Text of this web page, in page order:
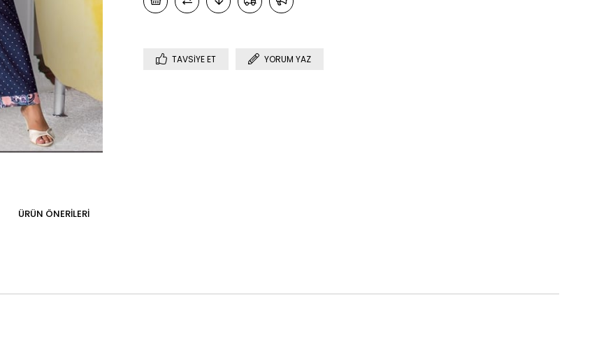
TAVSIYE ET YORUM YAZ
ÜRÜN ÖNERILERI